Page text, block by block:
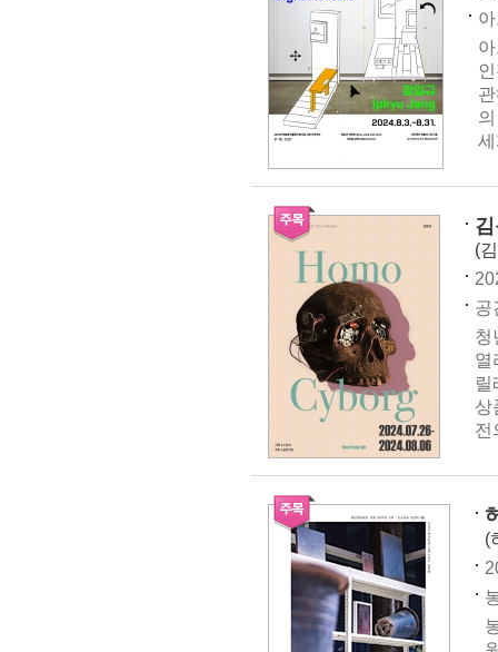
(
공
청
열
릴
상
전
(